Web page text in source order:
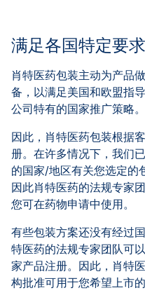
满足各国特定要
肖特医药包装主动为产品
备，以满足美国和欧盟指
公司特有的国家推广策略。
因此，肖特医药包装根据
册。在许多情况下，我们
的国家/地区有关您选定的
因此肖特医药的法规专家
您可在药物申请中使用。
有些包装方案还没有经过
特医药的法规专家团队可
家产品注册。因此，肖特
构批准可用于您希望上市的